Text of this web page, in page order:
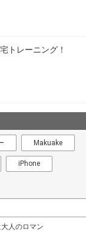
トレーニング！
Makuake
iPhone
人のロマン